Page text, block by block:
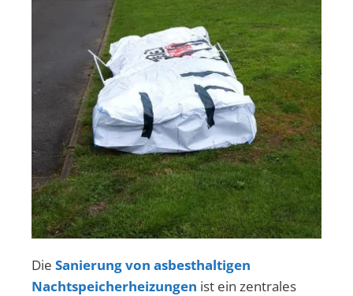
Die Sanierung von asbesthaltigen
Nachtspeicherheizungen ist ein zentrales